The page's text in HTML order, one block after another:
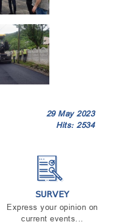
29 May 2023
Hits: 2534
SURVEY
Express your opinion on
current events...